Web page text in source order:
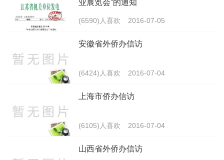
业展览会”的通知
(6590)人喜欢 2016-07-05
安徽省外侨办信访
(6424)人喜欢 2016-07-04
上海市侨办信访
(6105)人喜欢 2016-07-04
山西省外侨办信访